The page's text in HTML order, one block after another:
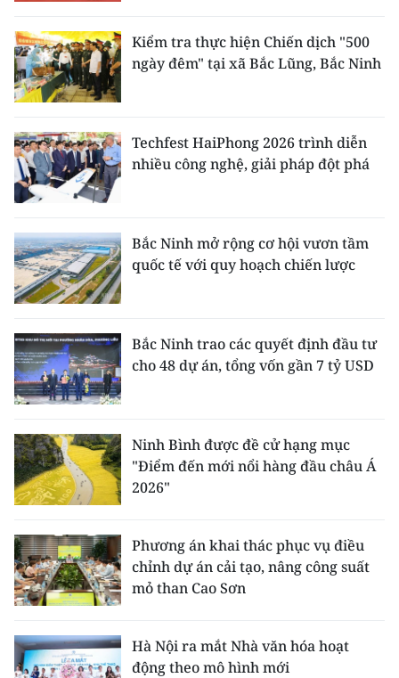
Kiểm tra thực hiện Chiến dịch "500
ngày đêm" tại xã Bắc Lũng, Bắc Ninh
Techfest HaiPhong 2026 trình diễn
nhiều công nghệ, giải pháp đột phá
Bắc Ninh mở rộng cơ hội vươn tầm
quốc tế với quy hoạch chiến lược
Bắc Ninh trao các quyết định đầu tư
cho 48 dự án, tổng vốn gần 7 tỷ USD
Ninh Bình được đề cử hạng mục
"Điểm đến mới nổi hàng đầu châu Á
2026"
Phương án khai thác phục vụ điều
chỉnh dự án cải tạo, nâng công suất
mỏ than Cao Sơn
Hà Nội ra mắt Nhà văn hóa hoạt
động theo mô hình mới